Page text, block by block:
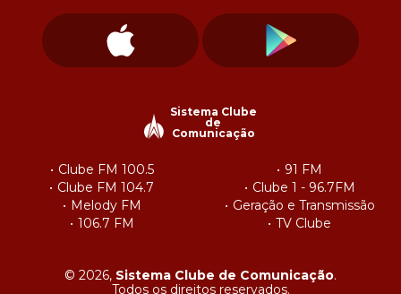
Sistema Clube
de
Comunicação
Clube FM 100.5
Clube FM 104.7
Melody FM
106.7 FM
91 FM
Clube 1 - 96.7FM
Geração e Transmissão
TV Clube
© 2026, Sistema Clube de Comunicação.
Todos os direitos reservados.